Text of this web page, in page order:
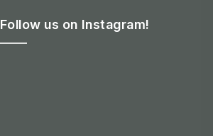
Follow us on Instagram!